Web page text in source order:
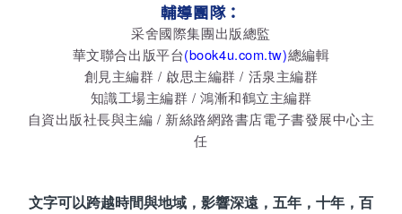
輔導團隊：
采舍國際集團出版總監
華文聯合出版平台(book4u.com.tw)總編輯
創見主編群 / 啟思主編群 / 活泉主編群
知識工場主編群 / 鴻漸和鶴立主編群
自資出版社長與主編 / 新絲路網路書店電子書發展中心主
任
文字可以跨越時間與地域，影響深遠，五年，十年，百